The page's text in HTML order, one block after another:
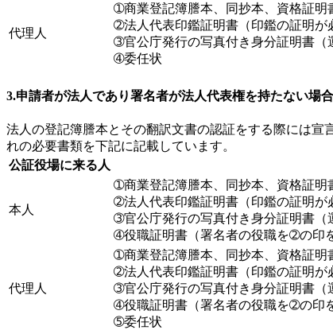
代理人
➀商業登記簿謄本、同抄本、資格証明
➁法人代表印鑑証明書（印鑑の証明が
➂官公庁発行の写真付き身分証明書（
➃委任状
3.申請者が法人であり署名者が法人代表権を持たない場合
法人の登記簿謄本とその翻訳文書の認証をする際には
れの必要書類を下記に記載しています。
公証役場に来る人
本人
➀商業登記簿謄本、同抄本、資格証明
➁法人代表印鑑証明書（印鑑の証明が
➂官公庁発行の写真付き身分証明書（
➃役職証明書（署名者の役職を➁の印
代理人
➀商業登記簿謄本、同抄本、資格証明
➁法人代表印鑑証明書（印鑑の証明が
➂官公庁発行の写真付き身分証明書（
➃役職証明書（署名者の役職を➁の印
➄委任状